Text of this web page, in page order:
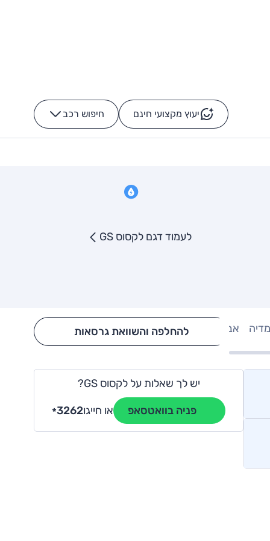
יעוץ מקצועי חינם חיפוש רכב -
לעמוד דגם לקסוס GS
אבזור Hide config section
להחלפה והשוואת גרסאות
יש לך שאלות על לקסוס GS?
פניה בוואטסאפ או חייגו *3262